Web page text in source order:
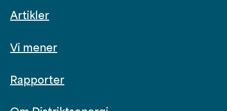
Artikler
Vi mener
Rapporter